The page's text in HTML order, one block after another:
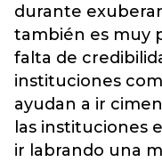
durante
también es muy
falta de
instituciones
ayudan a ir
las instituciones
ir labrando una